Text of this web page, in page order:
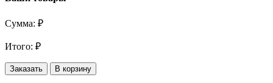
Сумма: ₽
Итого: ₽
Заказать В корзину